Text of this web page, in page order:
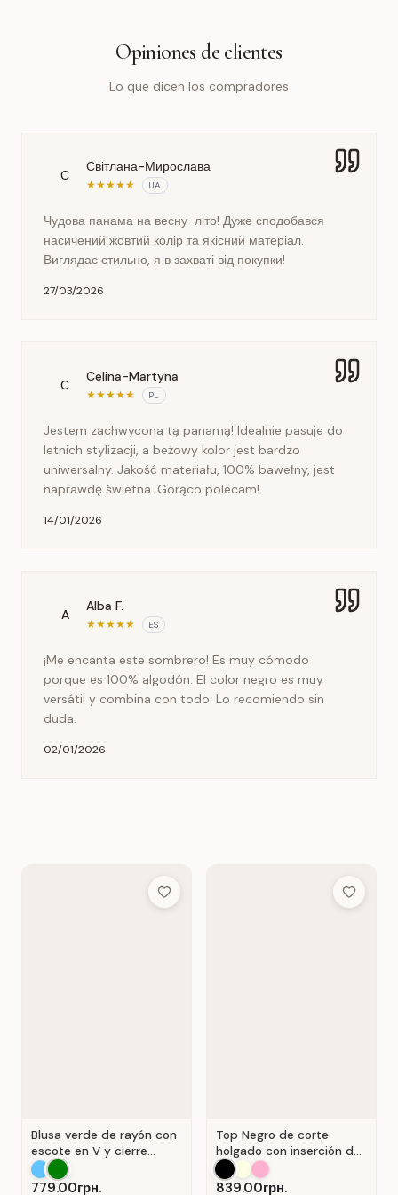
Opiniones de clientes
Lo que dicen los compradores
С
Світлана-Мирослава
★★★★★ UA
Чудова панама на весну-літо! Дуже сподобався
насичений жовтий колір та якісний матеріал.
Виглядає стильно, я в захваті від покупки!
27/03/2026
C
Celina-Martyna
★★★★★ PL
Jestem zachwycona tą panamą! Idealnie pasuje do
letnich stylizacji, a beżowy kolor jest bardzo
uniwersalny. Jakość materiału, 100% bawełny, jest
naprawdę świetna. Gorąco polecam!
14/01/2026
A
Alba F.
★★★★★ ES
¡Me encanta este sombrero! Es muy cómodo
porque es 100% algodón. El color negro es muy
versátil y combina con todo. Lo recomiendo sin
duda.
02/01/2026
Add to Wish List
Blusa verde de rayón con
escote en V y cierre
Verde .
779.00грн.
Add to
Top Negro de corte
holgado con inserción de
encaje calado.
839.00грн.